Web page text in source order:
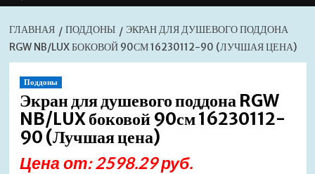
ГЛАВНАЯ ПОДДОНЫ
ЭКРАН ДЛЯ ДУШЕВОГО ПОДДОНА
RGW NB/LUX БОКОВОЙ 90СМ 16230112-90 (ЛУЧШАЯ ЦЕНА)
Поддоны
Экран для душевого поддона RGW
NB/LUX боковой 90см 16230112-
90 (Лучшая цена)
Цена от: 2598.29 руб.